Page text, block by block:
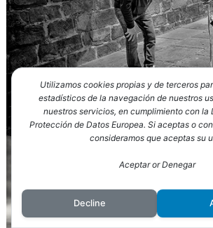
Utilizamos cookies propias y de terceros
estadísticos de la navegación de nuestros
nuestros servicios, en cumplimiento con la
Protección de Datos Europea. Si aceptas o
consideramos que aceptas su
Aceptar or Denegar
Decline